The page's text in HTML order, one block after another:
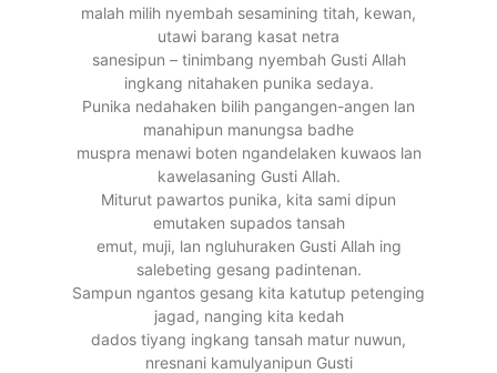
malah milih nyembah sesamining titah, kewan,
utawi barang kasat netra
sanesipun – tinimbang nyembah Gusti Allah
ingkang nitahaken punika sedaya.
Punika nedahaken bilih pangangen-angen lan
manahipun manungsa badhe
muspra menawi boten ngandelaken kuwaos lan
kawelasaning Gusti Allah.
Miturut pawartos punika, kita sami dipun
emutaken supados tansah
emut, muji, lan ngluhuraken Gusti Allah ing
salebeting gesang padintenan.
Sampun ngantos gesang kita katutup petenging
jagad, nanging kita kedah
dados tiyang ingkang tansah matur nuwun,
nresnani kamulyanipun Gusti